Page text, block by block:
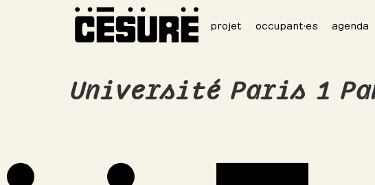
projet occupant·es agenda
Université Paris 1